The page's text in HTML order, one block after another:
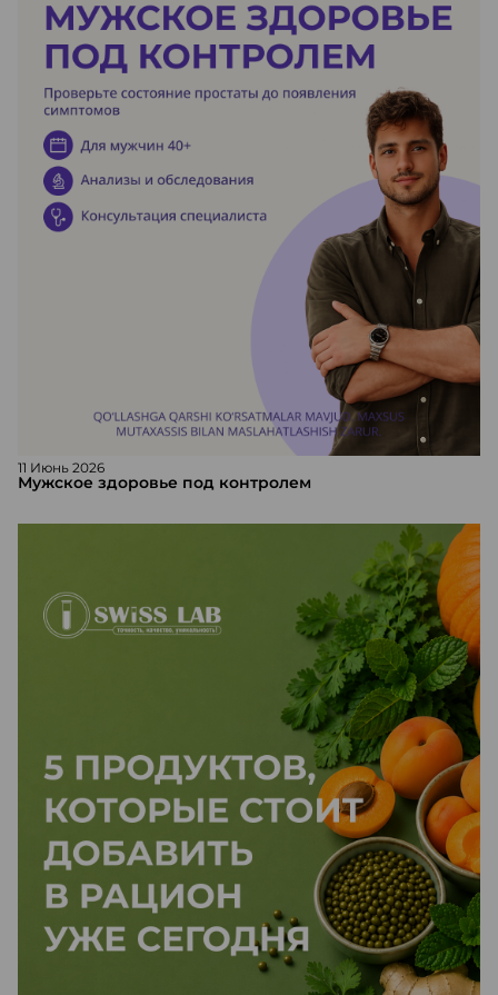
11 Июнь 2026
Мужское здоровье под контролем